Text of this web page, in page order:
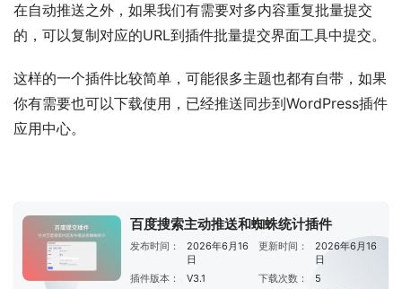
在自动推送之外，如果我们有需要对多内容重复批量提交
的，可以复制对应的URL到插件批量提交界面工具中提交。
这样的一个插件比较简单，可能很多主题也都有自带，如果
你有需要也可以下载使用，已经推送同步到WordPress插件
应用中心。
百度搜索主动推送和蜘蛛统计插件
发布时间：
2026年6月16
日
更新时间：
2026年6月16
日
插件版本：
V3.1 下载次数：
5